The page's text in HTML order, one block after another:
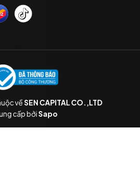
vềSEN CAPITAL CO.,LTD
cấp bởiSapo